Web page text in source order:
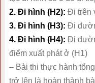
2. Đi hình (H2): Đi trên
3. Đi hình (H3): Đi
4. Đi hình (H4): Đi
điểm xuất phát ở (H1)
– Bài thi thực hành
trở lên là hoàn thành